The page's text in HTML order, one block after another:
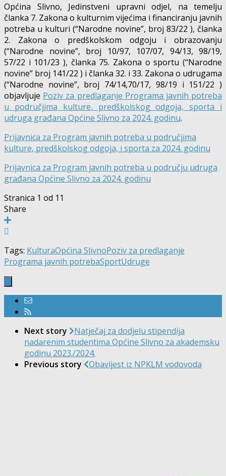
Općina Slivno, Jedinstveni upravni odjel, na temelju
članka 7. Zakona o kulturnim vijećima i financiranju javnih
potreba u kulturi (“Narodne novine”, broj 83/22 ), članka
2. Zakona o predškolskom odgoju i obrazovanju
(“Narodne novine”, broj 10/97, 107/07, 94/13, 98/19,
57/22 i 101/23 ), članka 75. Zakona o sportu (“Narodne
novine” broj 141/22 ) i članka 32. i 33. Zakona o udrugama
(“Narodne novine”, broj 74/14,70/17, 98/19 i 151/22 )
objavljuje Poziv za predlaganje Programa javnih potreba
u područjima kulture, predškolskog odgoja, sporta i
udruga građana Općine Slivno za 2024. godinu.
Prijavnica za Program javnih potreba u područjima
kulture, predškolskog odgoja, i sporta za 2024. godinu
Prijavnica za Program javnih potreba u području udruga
građana Općine Slivno za 2024. godinu
Stranica 1 od 1 1
Share
Tags: KulturaOpćina SlivnoPoziv za predlaganje
Programa javnih potrebaSportUdruge
Next story
Natječaj za dodjelu stipendija
nadarenim studentima Općine Slivno za akademsku
godinu 2023./2024.
Previous story
Obavijest iz NPKLM vodovoda